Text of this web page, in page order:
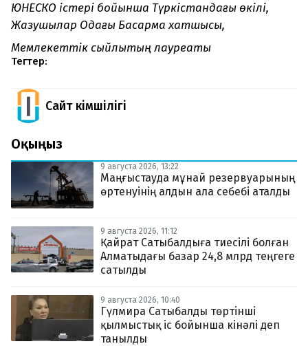
ЮНЕСКО істері бойынша Түркістандағы өкілі,
Жазушылар Одағы Басқарма хатшысы,
Мемлекеттік сыйлықтың лауреаты
Тегтер:
Сайт Әкімшілігі
Оқыңыз
9 августа 2026, 13:22
Маңғыстауда мұнай резервуарының
өртенуінің алдын ала себебі аталды
9 августа 2026, 11:12
Қайрат Сатыбалдыға тиесілі болған
Алматыдағы базар 24,8 млрд теңгеге
сатылды
9 августа 2026, 10:40
Гүлмира Сатыбалды төртінші
қылмыстық іс бойынша кінәлі деп
танылды